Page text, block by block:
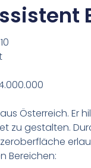
Österreich. Er
zu gestalten.
Bereichen: